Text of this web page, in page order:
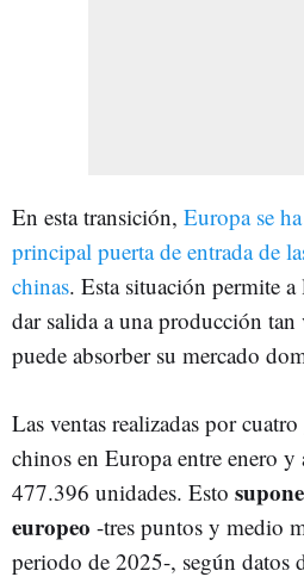
En esta transición, Europa se
principal puerta de entrada de
chinas. Esta situación permite
dar salida a una producción
puede absorber su mercado
Las ventas realizadas por
chinos en Europa entre enero y
477.396 unidades. Esto
europeo -tres puntos y medio
periodo de 2025-, según datos